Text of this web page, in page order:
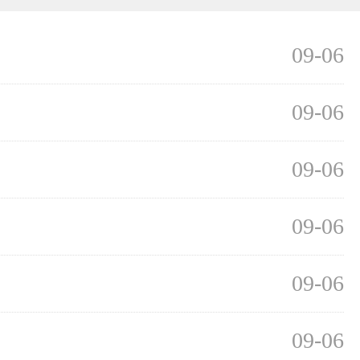
09-06
09-06
09-06
09-06
09-06
09-06